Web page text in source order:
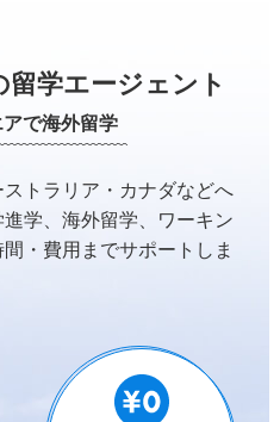
留学エージェント
で海外留学
トラリア・カナダなどへ
学、海外留学、ワーキン
・費用までサポートしま